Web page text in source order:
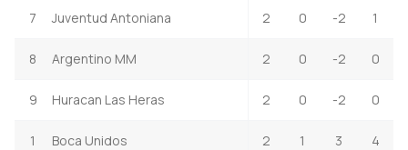
7 Juventud Antoniana 2 0 -2 1
8 Argentino MM 2 0 -2 0
9 Huracan Las Heras 2 0 -2 0
1 Boca Unidos 2 1 3 4